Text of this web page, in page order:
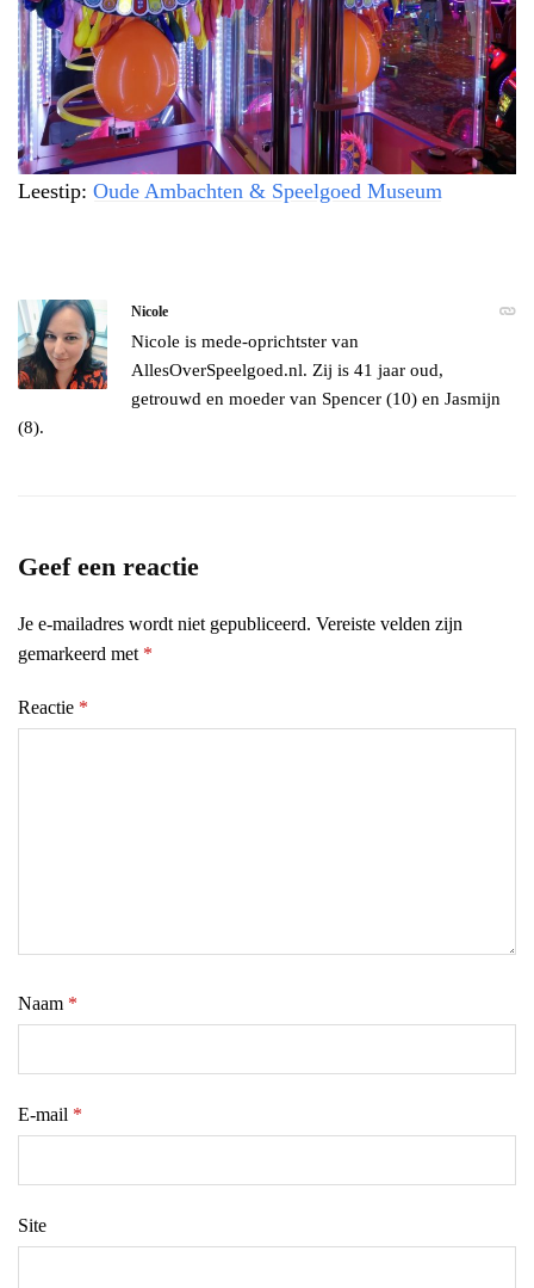
Leestip: Oude Ambachten & Speelgoed Museum
Nicole
Nicole is mede-oprichtster van
AllesOverSpeelgoed.nl. Zij is 41 jaar oud,
getrouwd en moeder van Spencer (10) en Jasmijn
(8).
Geef een reactie
Je e-mailadres wordt niet gepubliceerd. Vereiste velden zijn
gemarkeerd met *
Reactie *
Naam *
E-mail *
Site